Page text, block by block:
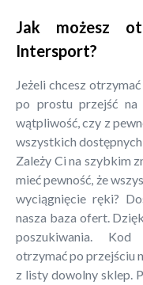
Jak możesz
Intersport?
Jeżeli chcesz
po prostu przejść na
wątpliwość, czy z
wszystkich
Zależy Ci na szybkim
mieć pewność, że
wyciągnięcie ręki?
nasza baza ofert.
poszukiwania.
otrzymać po przejściu
z listy dowolny sklep.